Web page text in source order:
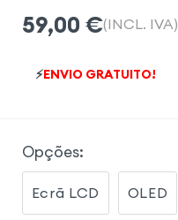
59,00 €(INCL. IVA)
⚡ENVIO GRATUITO!
Opções:
Ecrã LCD OLED